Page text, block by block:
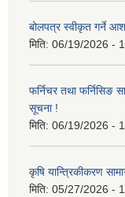
बोलपत्र स्वीकृत गर्ने
मिति: 06/19/2026 -
फर्निचर तथा फर्निसिङ
सूचना !
मिति: 06/19/2026 -
कृषि यान्त्रिकीकरण
मिति: 05/27/2026 -